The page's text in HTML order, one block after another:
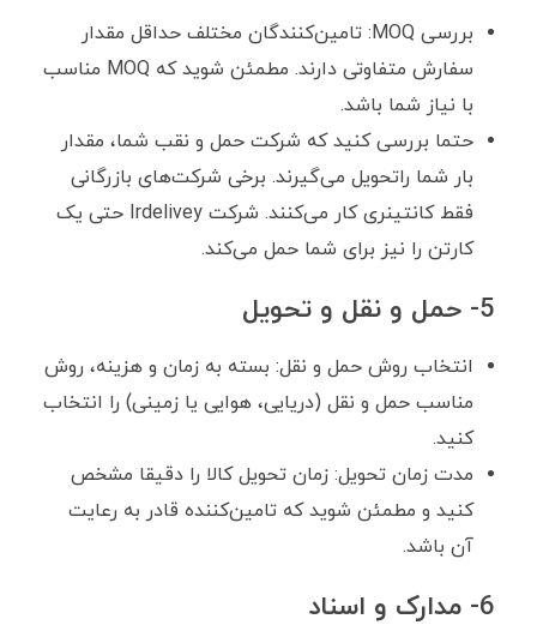
بررسی MOQ: تامین‌کنندگان مختلف حداقل مقدار
سفارش متفاوتی دارند. مطمئن شوید که MOQ مناسب
با نیاز شما باشد.
حتما بررسی کنید که شرکت حمل و نقب شما، مقدار
بار شما راتحویل می‌گیرند. برخی شرکت‌های بازرگانی
فقط کانتینری کار می‌کنند. شرکت Irdelivey حتی یک
کارتن را نیز برای شما حمل می‌کند.
5- حمل و نقل و تحویل
انتخاب روش حمل و نقل: بسته به زمان و هزینه، روش
مناسب حمل و نقل (دریایی، هوایی یا زمینی) را انتخاب
کنید.
مدت زمان تحویل: زمان تحویل کالا را دقیقا مشخص
کنید و مطمئن شوید که تامین‌کننده قادر به رعایت
آن باشد.
6- مدارک و اسناد